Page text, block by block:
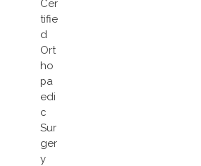
Cer
tifie
d
Ort
ho
pa
edi
c
Sur
ger
y